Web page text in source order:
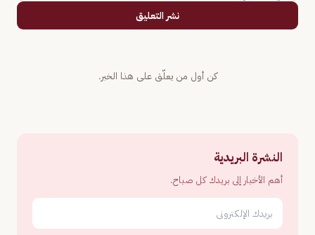
نشر التعليق
كن أول من يعلّق على هذا الخبر.
النشرة البريدية
أهم الأخبار إلى بريدك كل صباح.